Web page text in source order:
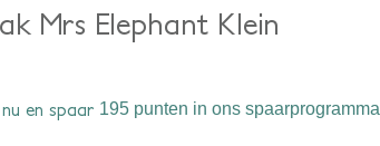
Mrs Elephant Klein
en spaar 195 punten in ons spaarprogramma